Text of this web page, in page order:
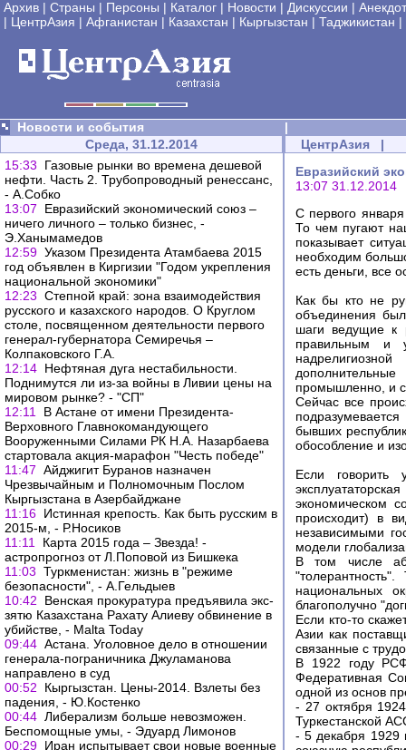
Архив | Страны | Персоны | Каталог | Новости | Дискуссии |
| ЦентрАзия | Афганистан | Казахстан | Кыргызстан | Таджикистан |
Новости и события
|
Среда, 31.12.2014
15:33
Газовые рынки во времена дешевой
нефти. Часть 2. Трубопроводный ренессанс,
- А.Собко
13:07
Евразийский экономический союз –
ничего личного – только бизнес, -
Э.Ханымамедов
12:59 Указом Президента Атамбаева 2015
год объявлен в Киргизии "Годом укрепления
национальной экономики"
12:23 Степной край: зона взаимодействия
русского и казахского народов. О Круглом
столе, посвященном деятельности первого
генерал-губернатора Семиречья –
Колпаковского Г.А.
12:14 Нефтяная дуга нестабильности.
Поднимутся ли из-за войны в Ливии цены на
мировом рынке? - "СП"
12:11
В Астане от имени Президента-
Верховного Главнокомандующего
Вооруженными Силами РК Н.А. Назарбаева
стартовала акция-марафон "Честь победе"
11:47 Айджигит Буранов назначен
Чрезвычайным и Полномочным Послом
Кыргызстана в Азербайджане
11:16 Истинная крепость. Как быть русским в
2015-м, - Р.Носиков
11:11
Карта 2015 года – Звезда! -
астропрогноз от Л.Поповой из Бишкека
11:03 Туркменистан: жизнь в "режиме
безопасности", - А.Гельдыев
10:42
Венская прокуратура предъявила экс-
зятю Казахстана Рахату Алиеву обвинение в
убийстве, - Malta Today
09:44 Астана. Уголовное дело в отношении
генерала-пограничника Джуламанова
направлено в суд
00:52
Кыргызстан. Цены-2014. Взлеты без
падения, - Ю.Костенко
00:44 Либерализм больше невозможен.
Беспомощные умы, - Эдуард Лимонов
00:29 Иран испытывает свои новые военные
ЦентрАзия |
Евразийский
13:07 31.12.2014
С первого
То чем пугают
показывает
необходим
есть деньги, все
Как бы кто не
объединения
шаги ведущие к
правильным и
промышленно, и
Сейчас все
бывших
обособление и
Если говорить
экономическом
происходит) в
независимыми
модели
В том числе
национальных
благополучно
Если кто-то
Азии как
связанные с
В 1922 году
Федеративная
одной из основ
- 27 октября
Туркестанской
- 5 декабря 1929